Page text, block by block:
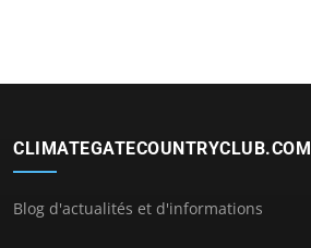
CLIMATEGATECOUNTRYCLUB.COM
Blog d'actualités et d'informations